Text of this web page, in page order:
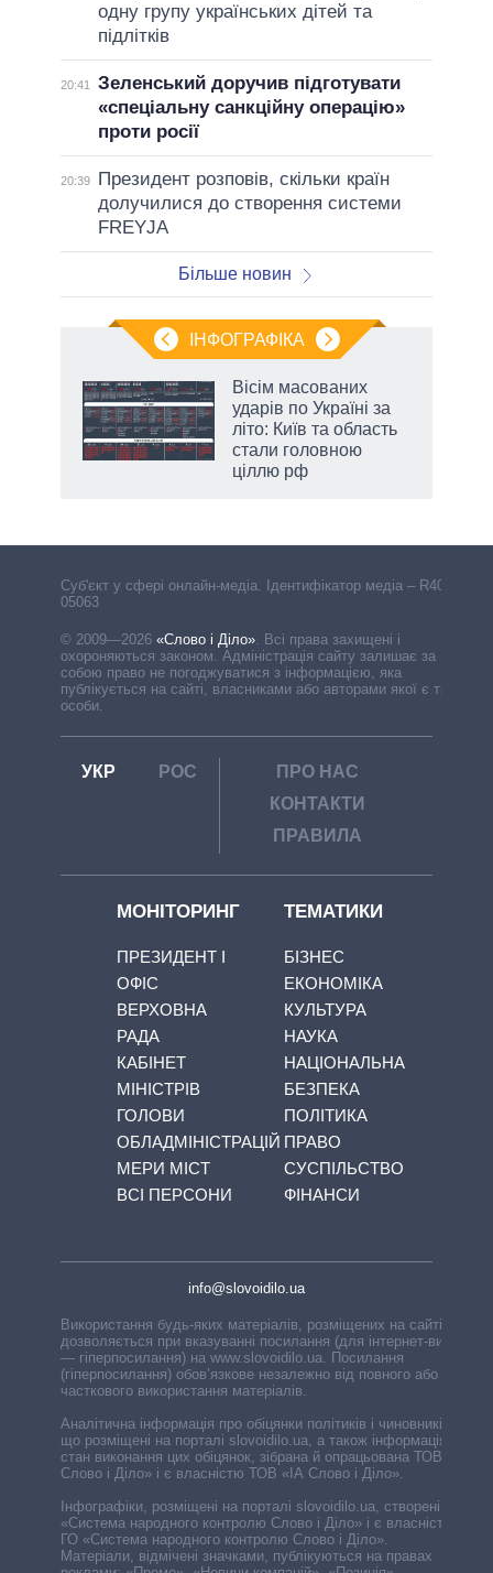
одну групу українських дітей та
підлітків
20:41
Зеленський доручив підготувати
«спеціальну санкційну операцію»
проти росії
20:39
Президент розповів, скільки країн
долучилися до створення системи
FREYJA
Більше новин
ІНФОГРАФІКА
Вісім масованих
ударів по Україні за
літо: Київ та область
стали головною
ціллю рф
Cуб'єкт у сфері онлайн-медіа. Ідентифікатор медіа – R40-
05063
© 2009—2026 «Слово і Діло». Всі права захищені і
охороняються законом. Адміністрація сайту залишає за
собою право не погоджуватися з інформацією, яка
публікується на сайті, власниками або авторами якої є треті
особи.
УКР РОС
ПРО НАС
КОНТАКТИ
ПРАВИЛА
МОНІТОРИНГ
ПРЕЗИДЕНТ І
ОФІС
ВЕРХОВНА
РАДА
КАБІНЕТ
МІНІСТРІВ
ГОЛОВИ
ОБЛАДМІНІСТРАЦІЙ
МЕРИ МІСТ
ВСІ ПЕРСОНИ
ТЕМАТИКИ
БІЗНЕС
ЕКОНОМІКА
КУЛЬТУРА
НАУКА
НАЦІОНАЛЬНА
БЕЗПЕКА
ПОЛІТИКА
ПРАВО
СУСПІЛЬСТВО
ФІНАНСИ
info@slovoidilo.ua
Використання будь-яких матеріалів, розміщених на сайті,
дозволяється при вказуванні посилання (для інтернет-видань
— гіперпосилання) на www.slovoidilo.ua. Посилання
(гіперпосилання) обов’язкове незалежно від повного або
часткового використання матеріалів.
Аналітична інформація про обіцянки політиків і чиновників,
що розміщені на порталі slovoidilo.ua, а також інформація про
стан виконання цих обіцянок, зібрана й опрацьована ТОВ «ІА
Слово і Діло» і є власністю ТОВ «ІА Слово і Діло».
Інфографіки, розміщені на порталі slovoidilo.ua, створені ГО
«Система народного контролю Слово і Діло» і є власністю
ГО «Система народного контролю Слово і Діло».
Матеріали, відмічені значками, публікуються на правах